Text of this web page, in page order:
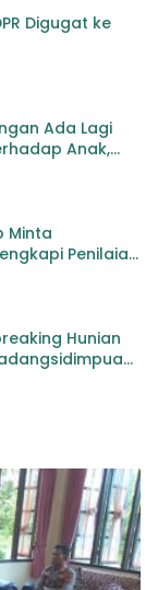
Digugat ke
Ada Lagi
Anak,
Minta
Penilaian
Hunian